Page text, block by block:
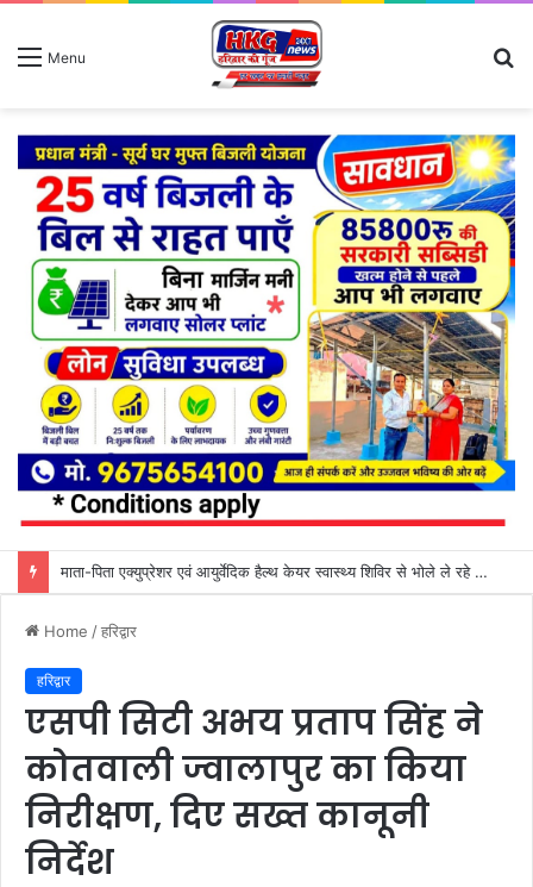
Menu
जिला कारगार रोशनाबाद में गंगा कथा का आयोजन
Home /हरिद्वार
हरिद्वार
एसपी सिटी अभय प्रताप सिंह ने
कोतवाली ज्वालापुर का किया
निरीक्षण, दिए सख्त कानूनी
निर्देश